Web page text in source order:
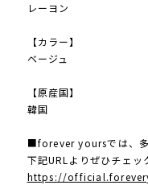
レーヨン
【カラー】
ベージュ
【原産国】
韓国
■forever yoursでは、多
下記URLよりぜひチェッ
https://